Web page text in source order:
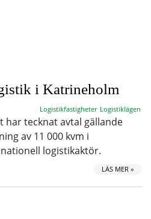
i Katrineholm
Logistikfastigheter Logistiklägen
har tecknat avtal gällande
av 11 000 kvm i
logistikaktör.
LÄS MER »